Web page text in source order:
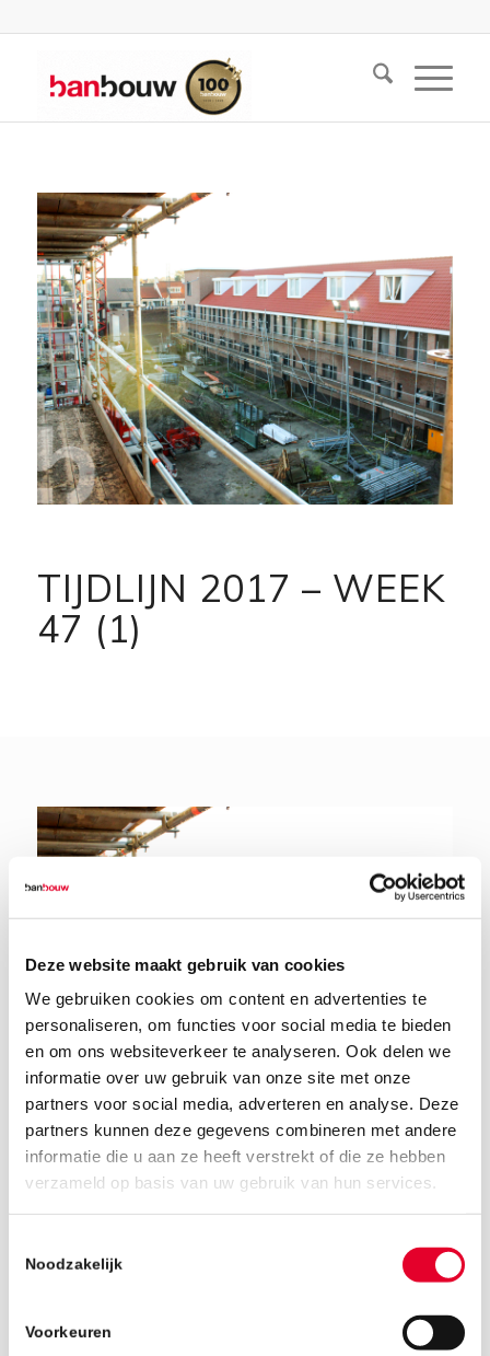
Deze website maakt gebruik van cookies
We gebruiken cookies om content en advertenties te
personaliseren, om functies voor social media te bieden
en om ons websiteverkeer te analyseren. Ook delen we
informatie over uw gebruik van onze site met onze
partners voor social media, adverteren en analyse. Deze
partners kunnen deze gegevens combineren met andere
informatie die u aan ze heeft verstrekt of die ze hebben
verzameld op basis van uw gebruik van hun services.
Noodzakelijk
Voorkeuren
TIJDLIJN 2017 – WEEK
47 (1)
6 juli 2018